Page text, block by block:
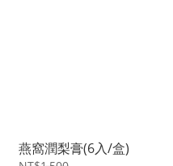
燕窩潤梨膏(6入/盒)